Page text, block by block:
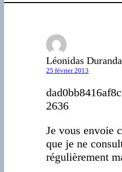
Léonidas
25 février 2013
2636
Je vous envoie
que je ne
régulièrement